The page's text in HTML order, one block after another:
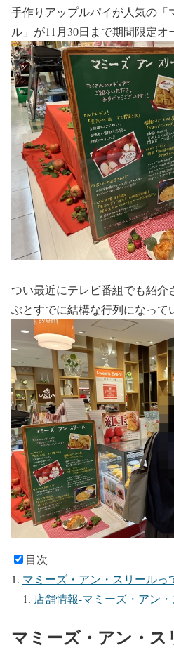
手作りアップルパイが人気の「
ル」が11月30日まで期間限定オ
つい最近にテレビ番組でも紹介
ぶとすでに結構な行列になって
目次
マミーズ・アン・スリールっ
店舗情報-マミーズ・アン
マミーズ・アン・